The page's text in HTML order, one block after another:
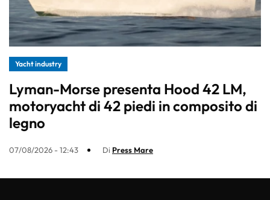
Yacht industry
Lyman-Morse presenta Hood 42 LM,
motoryacht di 42 piedi in composito di
legno
07/08/2026 - 12:43 Di Press Mare